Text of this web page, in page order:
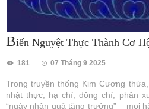
Biến Nguyệt Thực Thành Cơ
181 07 Tháng 9 2025
Trong truyền thống Kim Cương
nhật thực, hạ chí, đông chí, phân
“ngày nhân quả tăng trưởng” – mọi